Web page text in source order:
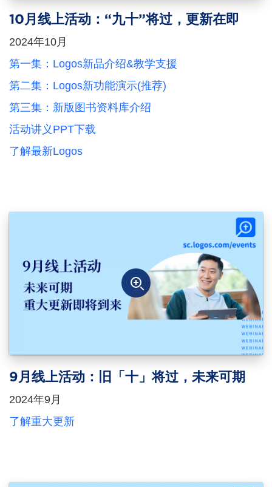
10月线上活动：“九十”将过，更新在即
2024年10月
第一集：Logos新品介绍&教学支援
第二集：Logos新功能演示(推荐)
第三集：新版图书资料库介绍
活动讲义PPT下载
了解最新Logos
9月线上活动：旧「十」将过，未来可期
2024年9月
了解重大更新